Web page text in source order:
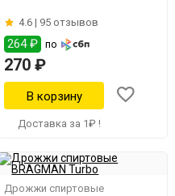
4.6 | 95 отзывов
264 ₽ по
270 ₽
Доставка за 1₽ !
Дрожжи спиртовые